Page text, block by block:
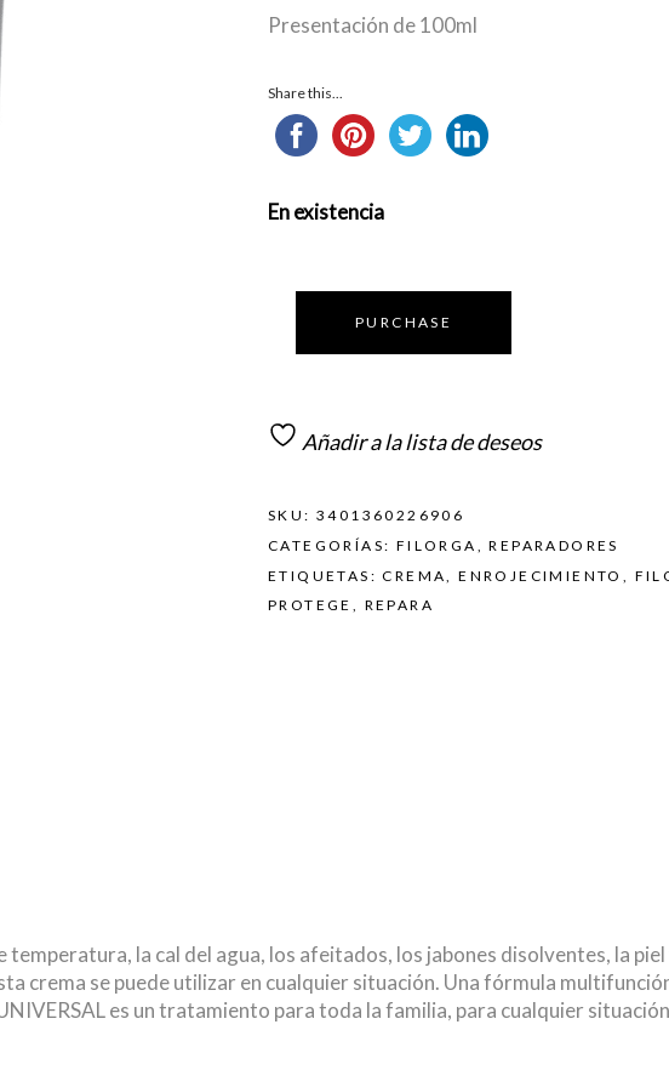
Presentación de 100ml
Share this...
En existencia
PURCHASE
Añadir a la lista de deseos
SKU: 3401360226906
CATEGORÍAS: FILORGA ,REPARADORES
ETIQUETAS:CREMA,ENROJECIMIENTO ,
PROTEGE , REPARA
la cal del agua, los afeitados, los jabones disolventes, la
crema se puede utilizar en cualquier situación. Una fórmula
es un tratamiento para toda la familia, para cualquier